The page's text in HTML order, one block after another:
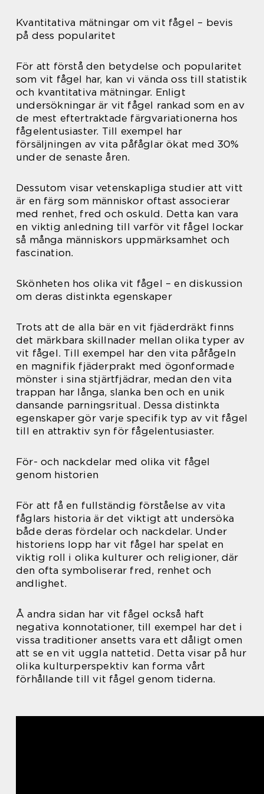
Kvantitativa mätningar om vit fågel – bevis
på dess popularitet
För att förstå den betydelse och popularitet
som vit fågel har, kan vi vända oss till statistik
och kvantitativa mätningar. Enligt
undersökningar är vit fågel rankad som en av
de mest eftertraktade färgvariationerna hos
fågelentusiaster. Till exempel har
försäljningen av vita påfåglar ökat med 30%
under de senaste åren.
Dessutom visar vetenskapliga studier att vitt
är en färg som människor oftast associerar
med renhet, fred och oskuld. Detta kan vara
en viktig anledning till varför vit fågel lockar
så många människors uppmärksamhet och
fascination.
Skönheten hos olika vit fågel – en diskussion
om deras distinkta egenskaper
Trots att de alla bär en vit fjäderdräkt finns
det märkbara skillnader mellan olika typer av
vit fågel. Till exempel har den vita påfågeln
en magnifik fjäderprakt med ögonformade
mönster i sina stjärtfjädrar, medan den vita
trappan har långa, slanka ben och en unik
dansande parningsritual. Dessa distinkta
egenskaper gör varje specifik typ av vit fågel
till en attraktiv syn för fågelentusiaster.
För- och nackdelar med olika vit fågel
genom historien
För att få en fullständig förståelse av vita
fåglars historia är det viktigt att undersöka
både deras fördelar och nackdelar. Under
historiens lopp har vit fågel har spelat en
viktig roll i olika kulturer och religioner, där
den ofta symboliserar fred, renhet och
andlighet.
Å andra sidan har vit fågel också haft
negativa konnotationer, till exempel har det i
vissa traditioner ansetts vara ett dåligt omen
att se en vit uggla nattetid. Detta visar på hur
olika kulturperspektiv kan forma vårt
förhållande till vit fågel genom tiderna.